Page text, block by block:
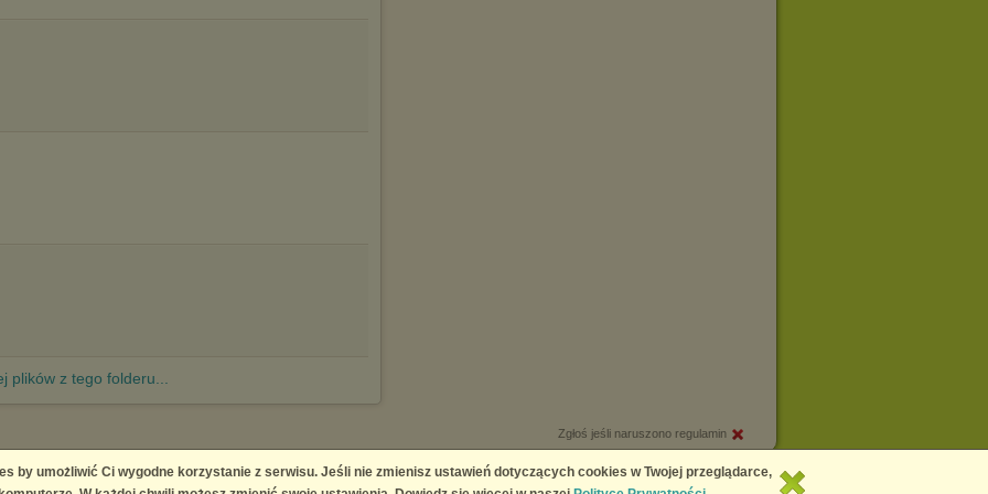
plików z tego folderu...
Zgłoś jeśli naruszono regulamin
Copyright © 2026Chomikuj.pl
by umożliwić Ci wygodne korzystanie z serwisu. Jeśli nie zmienisz ustawień dotyczących cookies w Twojej przeglądarce,